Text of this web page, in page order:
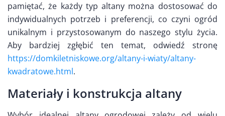
pamiętać, że każdy typ altany można dostosować do
indywidualnych potrzeb i preferencji, co czyni ogród
unikalnym i przystosowanym do naszego stylu życia.
Aby bardziej zgłębić ten temat, odwiedź stronę
https://domkiletniskowe.org/altany-i-wiaty/altany-
kwadratowe.html.
Materiały i konstrukcja altany